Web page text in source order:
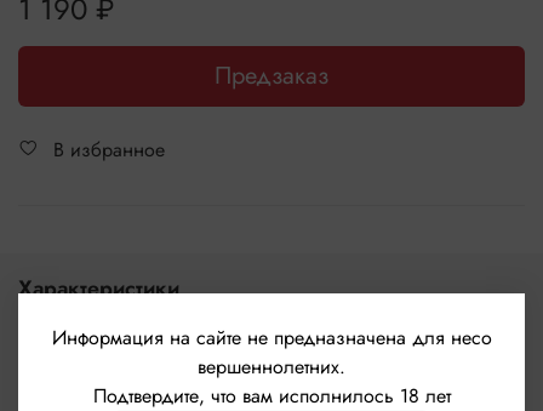
1 190 ₽
Предзаказ
В избранное
Характеристики
Бренд
Le Frivole
Страна бренда
Информация на сайте не предназначена для несо
вершеннолетних.
Подтвердите, что вам исполнилось 18 лет